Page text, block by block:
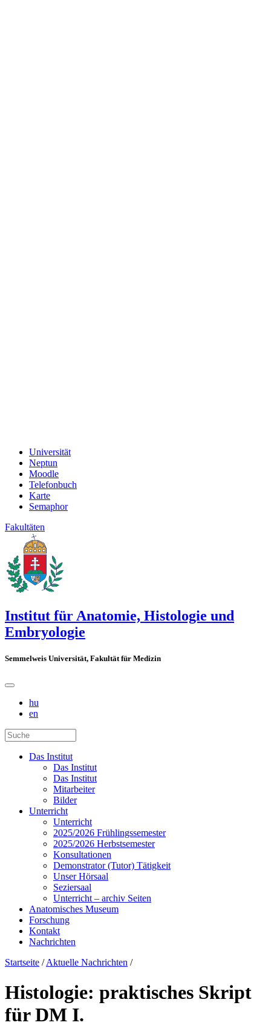
Universität
Neptun
Moodle
Telefonbuch
Karte
Semaphor
Fakultäten
Institut für Anatomie, Histologie und
Embryologie
Semmelweis Universität, Fakultät für Medizin
hu
en
Das Institut
Das Institut
Das Institut
Mitarbeiter
Bilder
Unterricht
Unterricht
2025/2026 Frühlingssemester
2025/2026 Herbstsemester
Konsultationen
Demonstrator (Tutor) Tätigkeit
Unser Hörsaal
Seziersaal
Unterricht – archiv Seiten
Anatomisches Museum
Forschung
Kontakt
Nachrichten
Startseite /Aktuelle Nachrichten /
Histologie: praktisches Skript
für DM I.